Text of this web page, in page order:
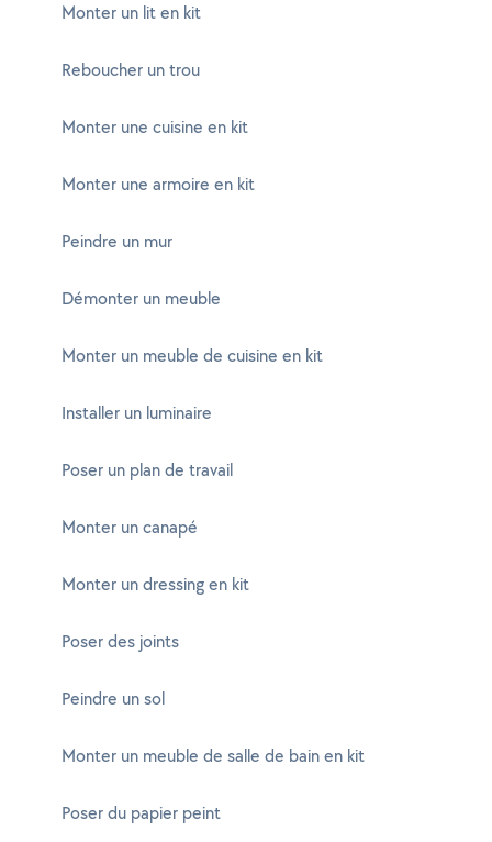
Monter un lit en kit
Reboucher un trou
Monter une cuisine en kit
Monter une armoire en kit
Peindre un mur
Démonter un meuble
Monter un meuble de cuisine en kit
Installer un luminaire
Poser un plan de travail
Monter un canapé
Monter un dressing en kit
Poser des joints
Peindre un sol
Monter un meuble de salle de bain en kit
Poser du papier peint